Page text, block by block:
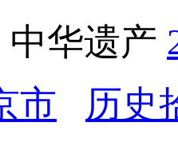
华遗产
市
历史